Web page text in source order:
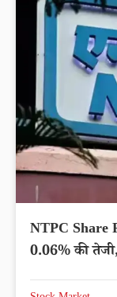
NTPC Share
0.06% की